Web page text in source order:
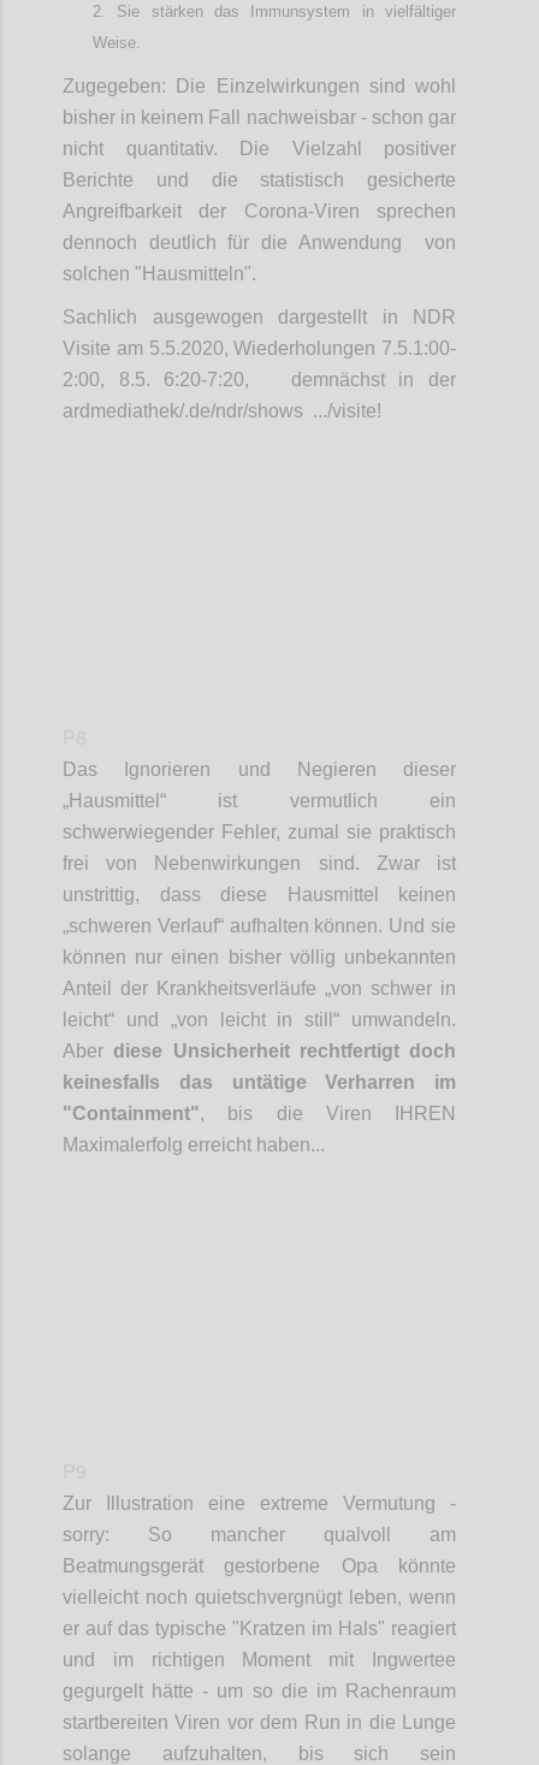
Sie stärken das Immunsystem in vielfältiger
Weise.
Zugegeben: Die Einzelwirkungen sind wohl
bisher in keinem Fall nachweisbar - schon gar
nicht quantitativ. Die Vielzahl positiver
Berichte und die statistisch gesicherte
Angreifbarkeit der Corona-Viren sprechen
dennoch deutlich für die Anwendung von
solchen "Hausmitteln".
Sachlich ausgewogen dargestellt in NDR
Visite am 5.5.2020, Wiederholungen 7.5.1:00-
2:00, 8.5. 6:20-7:20, demnächst in der
ardmediathek/.de/ndr/shows .../visite!
Das
Ignorieren und Negieren dieser
„Hausmittel“ ist vermutlich ein
schwerwiegender Fehler, zumal sie praktisch
frei von Nebenwirkungen sind.
Zwar ist
unstrittig, dass diese Hausmittel keinen
„schweren Verlauf“ aufhalten können. Und sie
können nur einen bisher völlig unbekannten
Anteil der Krankheitsverläufe „von schwer in
leicht“
und „von leicht in still“ umwandeln.
Aber diese Unsicherheit rechtfertigt doch
keinesfalls das untätige Verharren im
"Containment", bis die Viren IHREN
Maximalerfolg erreicht haben...
Zur Illustration eine extreme Vermutung -
sorry: So mancher qualvoll am
Beatmungsgerät gestorbene Opa könnte
vielleicht noch quietschvergnügt leben, wenn
er auf das typische "Kratzen im Hals" reagiert
und im richtigen Moment mit Ingwertee
gegurgelt hätte - um so die im Rachenraum
startbereiten Viren vor dem Run in die Lunge
solange aufzuhalten,
bis sich sein